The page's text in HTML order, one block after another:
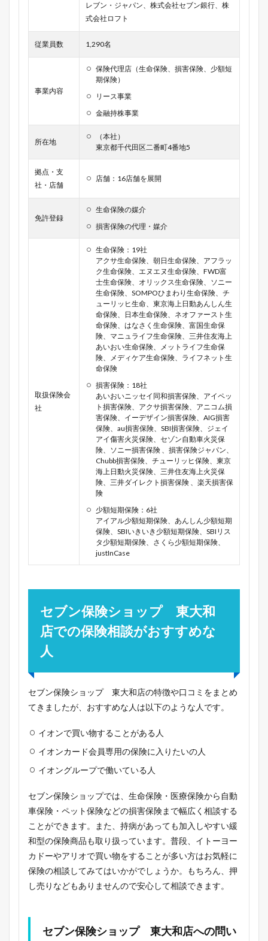
レブン・ジャパン、株式会社セブン銀行、株
式会社ロフト
従業員数 1,290名
事業内容
保険代理店（生命保険、損害保険、少額短
期保険）
リース事業
金融持株事業
所在地
（本社）
東京都千代田区二番町4番地5
拠点・支
社・店舗
店舗：16店舗を展開
免許登録
生命保険の媒介
損害保険の代理・媒介
取扱保険会
社
生命保険：19社
アクサ生命保険、朝日生命保険、アフラッ
ク生命保険、エヌエヌ生命保険、FWD富
士生命保険、オリックス生命保険、ソニー
生命保険、SOMPOひまわり生命保険、チ
ューリッヒ生命、東京海上日動あんしん生
命保険、日本生命保険、ネオファースト生
命保険、はなさく生命保険、富国生命保
険、マニュライフ生命保険、三井住友海上
あいおい生命保険、メットライフ生命保
険、メディケア生命保険、ライフネット生
命保険
損害保険：18社
あいおいニッセイ同和損害保険、アイペッ
ト損害保険、アクサ損害保険、アニコム損
害保険、イーデザイン損害保険、AIG損害
保険、au損害保険、SBI損害保険、ジェイ
アイ傷害火災保険、セゾン自動車火災保
険、ソニー損害保険 、損害保険ジャパン、
Chubb損害保険、チューリッヒ保険、東京
海上日動火災保険、三井住友海上火災保
険、三井ダイレクト損害保険 、楽天損害保
険
少額短期保険：6社
アイアル少額短期保険、あんしん少額短期
保険、SBIいきいき少額短期保険、SBIリス
タ少額短期保険、さくら少額短期保険、
justInCase
セブン保険ショップ 東大和
店での保険相談がおすすめな
人
セブン保険ショップ 東大和店の特徴や口コミをまとめ
てきましたが、おすすめな人は以下のような人です。
イオンで買い物することがある人
イオンカード会員専用の保険に入りたいの人
イオングループで働いている人
セブン保険ショップでは、生命保険・医療保険から自動
車保険・ペット保険などの損害保険まで幅広く相談する
ことができます。また、持病があっても加入しやすい緩
和型の保険商品も取り扱っています。普段、イトーヨー
カドーやアリオで買い物をすることが多い方はお気軽に
保険の相談してみてはいかがでしょうか。もちろん、押
し売りなどもありませんので安心して相談できます。
セブン保険ショップ 東大和店への問い